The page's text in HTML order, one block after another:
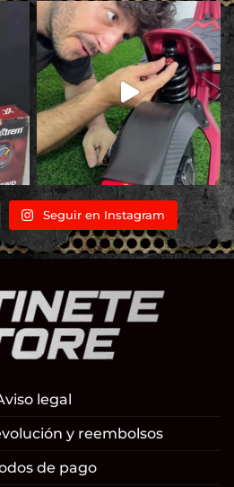
Seguir en Instagram
legal
y reembolsos
de pago